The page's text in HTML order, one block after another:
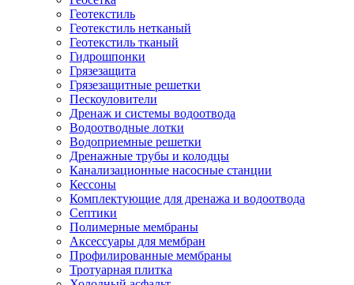
Геотекстиль
Геотекстиль нетканый
Геотекстиль тканый
Гидрошпонки
Грязезащита
Грязезащитные решетки
Пескоуловители
Дренаж и системы водоотвода
Водоотводные лотки
Водоприемные решетки
Дренажные трубы и колодцы
Канализационные насосные станции
Кессоны
Комплектующие для дренажа и водоотвода
Септики
Полимерные мембраны
Аксессуары для мембран
Профилированные мембраны
Тротуарная плитка